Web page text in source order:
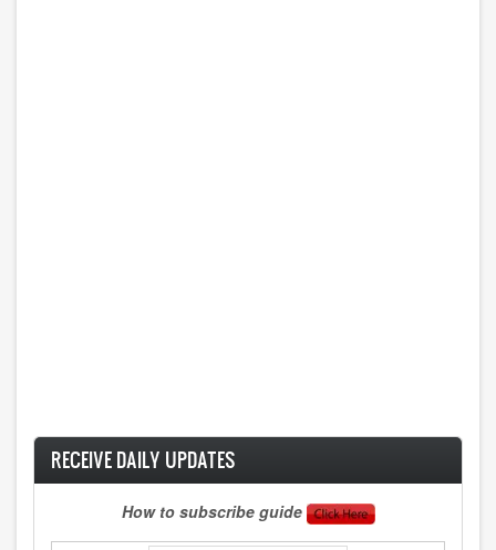
RECEIVE DAILY UPDATES
How to subscribe guide